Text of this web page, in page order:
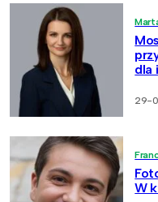
dla
29-
W